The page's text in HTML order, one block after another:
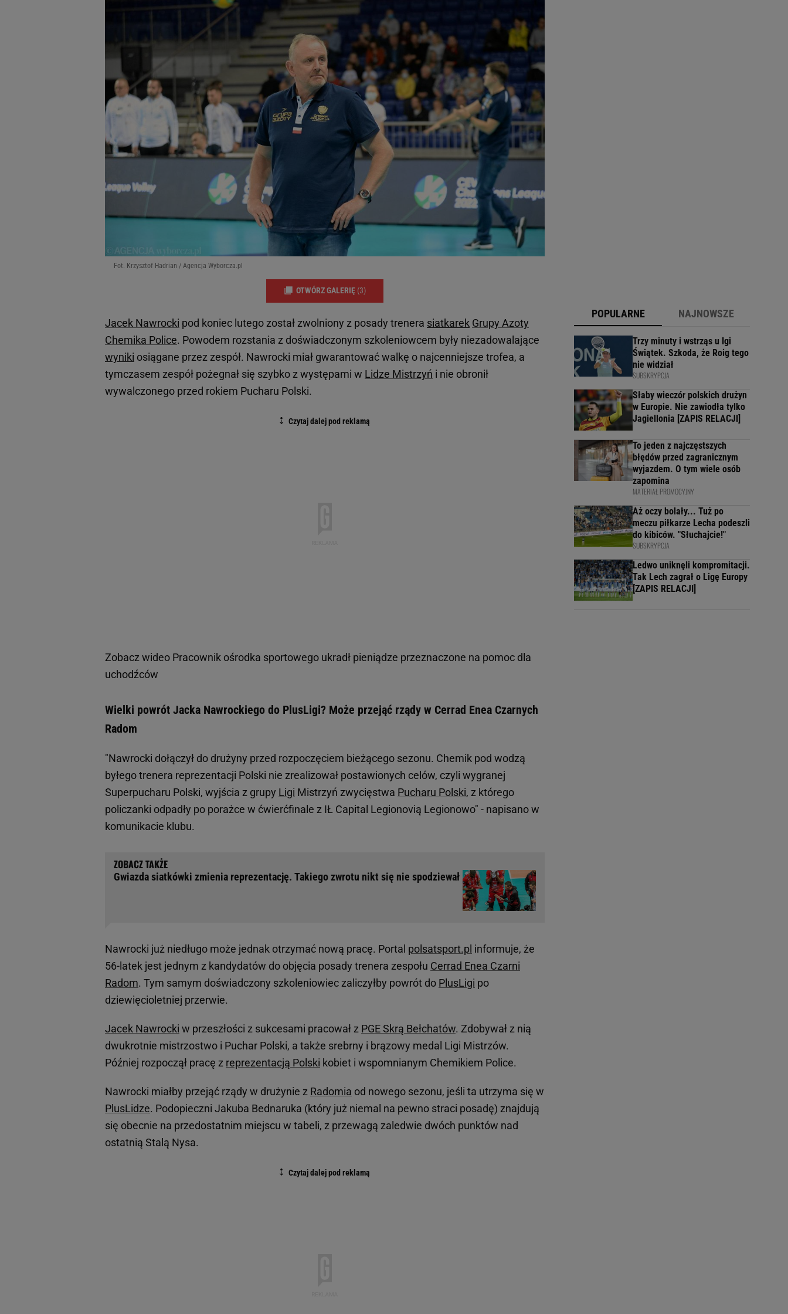
Fot. Krzysztof Hadrian / Agencja Wyborcza.pl
OTWÓRZ GALERIĘ (3)
Jacek Nawrocki pod koniec lutego został zwolniony z posady trenera siatkarek Grupy Azoty
Chemika Police. Powodem rozstania z doświadczonym szkoleniowcem były niezadowalające
wyniki osiągane przez zespół. Nawrocki miał gwarantować walkę o najcenniejsze trofea, a
tymczasem zespół pożegnał się szybko z występami w Lidze Mistrzyń i nie obronił
wywalczonego przed rokiem Pucharu Polski.
Zobacz wideo Pracownik ośrodka sportowego ukradł pieniądze przeznaczone na pomoc dla
uchodźców
Wielki powrót Jacka Nawrockiego do PlusLigi? Może przejąć rządy w Cerrad Enea Czarnych
Radom
"Nawrocki dołączył do drużyny przed rozpoczęciem bieżącego sezonu. Chemik pod wodzą
byłego trenera reprezentacji Polski nie zrealizował postawionych celów, czyli wygranej
Superpucharu Polski, wyjścia z grupy Ligi Mistrzyń zwycięstwa Pucharu Polski, z którego
policzanki odpadły po porażce w ćwierćfinale z IŁ Capital Legionovią Legionowo" - napisano w
komunikacie klubu.
Gwiazda siatkówki zmienia reprezentację. Takiego zwrotu nikt się nie spodziewał
Nawrocki już niedługo może jednak otrzymać nową pracę. Portal polsatsport.pl informuje, że
56-latek jest jednym z kandydatów do objęcia posady trenera zespołu Cerrad Enea Czarni
Radom. Tym samym doświadczony szkoleniowiec zaliczyłby powrót do PlusLigi po
dziewięcioletniej przerwie.
Jacek Nawrocki w przeszłości z sukcesami pracował z PGE Skrą Bełchatów. Zdobywał z nią
dwukrotnie mistrzostwo i Puchar Polski, a także srebrny i brązowy medal Ligi Mistrzów.
Później rozpoczął pracę z reprezentacją Polski kobiet i wspomnianym Chemikiem Police.
Nawrocki miałby przejąć rządy w drużynie z Radomia od nowego sezonu, jeśli ta utrzyma się w
PlusLidze. Podopieczni Jakuba Bednaruka (który już niemal na pewno straci posadę) znajdują
się obecnie na przedostatnim miejscu w tabeli, z przewagą zaledwie dwóch punktów nad
ostatnią Stalą Nysa.
POPULARNE NAJNOWSZE
Trzy minuty i wstrząs u Igi
Świątek. Szkoda, że Roig tego
nie widział
SUBSKRYPCJA
Słaby wieczór polskich drużyn
w Europie. Nie zawiodła tylko
Jagiellonia [ZAPIS RELACJI]
To jeden z najczęstszych
błędów przed zagranicznym
wyjazdem. O tym wiele osób
zapomina
MATERIAŁ PROMOCYJNY
Aż oczy bolały... Tuż po
meczu piłkarze Lecha podeszli
do kibiców. "Słuchajcie!"
SUBSKRYPCJA
Ledwo uniknęli kompromitacji.
Tak Lech zagrał o Ligę Europy
[ZAPIS RELACJI]